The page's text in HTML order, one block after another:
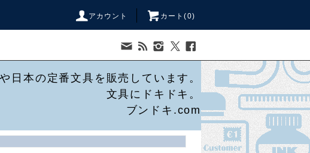
アカウント カート(0)
日本の定番文具を販売しています。
文具にドキドキ。
ブンドキ.com